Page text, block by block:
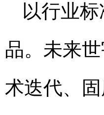
以行业
品。未来
术迭代、